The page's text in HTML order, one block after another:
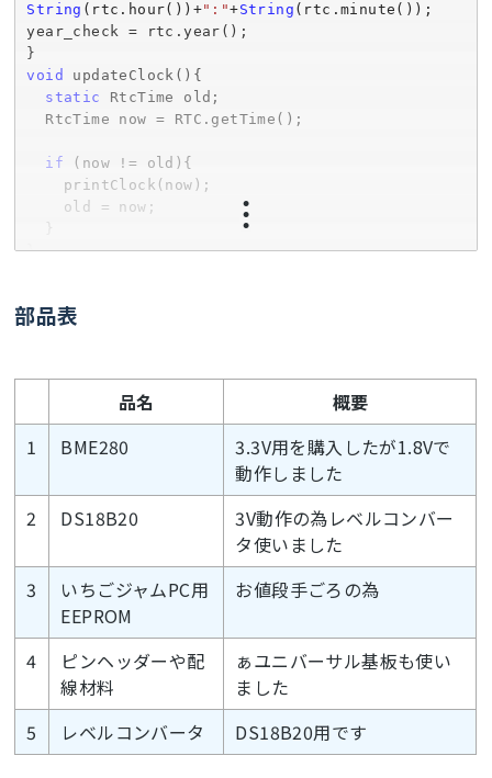
String (rtc.hour())+":"+String (rtc.minute());
year_check = rtc.year();
void
updateClock(){
static
RtcTime old;
if (now != old){
}
tempUnit(BME280::TempUnit_Celsius);
   bme.
read(pres, temp, hum, tempUnit,
  temp2 =
String(temp, String(hum,0)+","+String(pre
delay(10);
//returns the temperature from one DS18S20 in
DEG Celsius
byte data[
if ( !ds.search(addr)){
//no more sensors on chain, reset search
      ds.reset_search();
return -1000;
  }
部品表
品名
概要
1
BME280
3.3V用を購入したが1.8Vで
動作しました
2
DS18B20
3V動作の為レベルコンバー
タ使いました
3
いちごジャムPC用
EEPROM
お値段手ごろの為
4
ピンヘッダーや配
線材料
ぁユニバーサル基板も使い
ました
5
レベルコンバータ DS18B20用です